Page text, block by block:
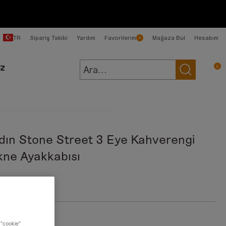
TR Sipariş Takibi Yardım Favorilerim 0 Mağaza Bul Hesabım
0
Stone Street 3 Eye Kahverengi
Ayakkabısı